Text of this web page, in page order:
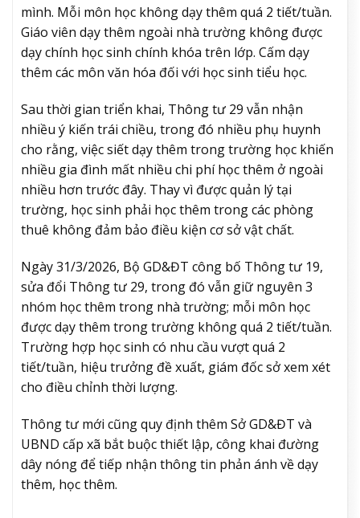
mình. Mỗi môn học không dạy thêm quá 2 tiết/tuần.
Giáo viên dạy thêm ngoài nhà trường không được
dạy chính học sinh chính khóa trên lớp. Cấm dạy
thêm các môn văn hóa đối với học sinh tiểu học.
Sau thời gian triển khai, Thông tư 29 vẫn nhận
nhiều ý kiến trái chiều, trong đó nhiều phụ huynh
cho rằng, việc siết dạy thêm trong trường học khiến
nhiều gia đình mất nhiều chi phí học thêm ở ngoài
nhiều hơn trước đây. Thay vì được quản lý tại
trường, học sinh phải học thêm trong các phòng
thuê không đảm bảo điều kiện cơ sở vật chất.
Ngày 31/3/2026, Bộ GD&ĐT công bố Thông tư 19,
sửa đổi Thông tư 29, trong đó vẫn giữ nguyên 3
nhóm học thêm trong nhà trường; mỗi môn học
được dạy thêm trong trường không quá 2 tiết/tuần.
Trường hợp học sinh có nhu cầu vượt quá 2
tiết/tuần, hiệu trưởng đề xuất, giám đốc sở xem xét
cho điều chỉnh thời lượng.
Thông tư mới cũng quy định thêm Sở GD&ĐT và
UBND cấp xã bắt buộc thiết lập, công khai đường
dây nóng để tiếp nhận thông tin phản ánh về dạy
thêm, học thêm.